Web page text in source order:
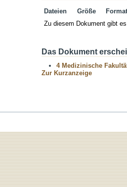
Dateien Größe
Format
Zu diesem Dokument gibt
Das Dokument
4 Medizinische
Zur Kurzanzeige